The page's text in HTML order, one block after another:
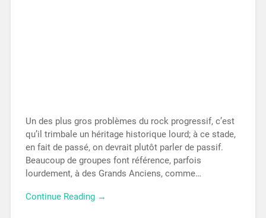
Un des plus gros problèmes du rock progressif, c’est
qu’il trimbale un héritage historique lourd; à ce stade,
en fait de passé, on devrait plutôt parler de passif.
Beaucoup de groupes font référence, parfois
lourdement, à des Grands Anciens, comme…
Continue Reading →